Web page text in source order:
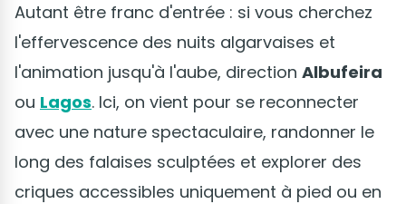
Autant être franc d'entrée : si vous cherchez
l'effervescence des nuits algarvaises et
l'animation jusqu'à l'aube, direction Albufeira
ou Lagos. Ici, on vient pour se reconnecter
avec une nature spectaculaire, randonner le
long des falaises sculptées et explorer des
criques accessibles uniquement à pied ou en